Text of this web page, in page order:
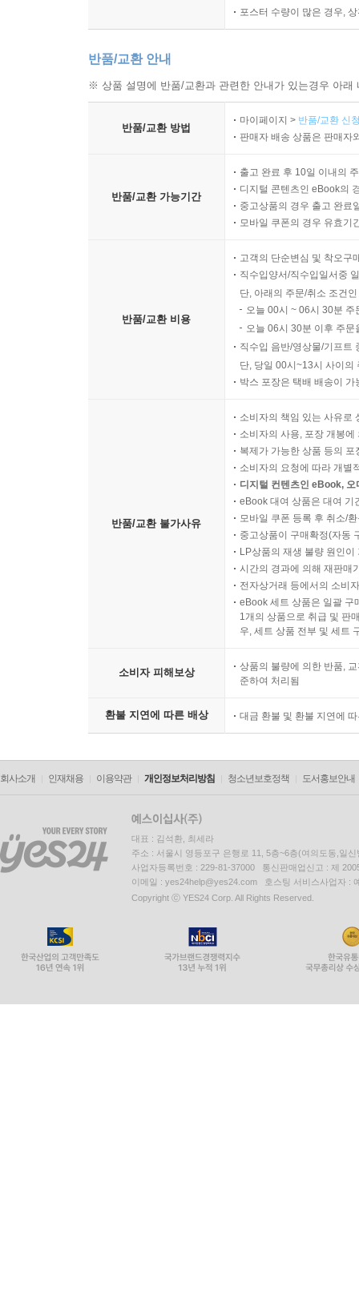
포스터 수량이 많은 경우,
반품/교환 안내
※ 상품 설명에 반품/교환과 관련한 안내가 있는경우 아
반품/교환 방법
마이페이지 > 반품/교환 신
판매자 배송 상품은 판매자
반품/교환 가능기간
출고 완료 후 10일 이내의
디지털 콘텐츠인 eBook의
중고상품의 경우 출고 완료
모바일 쿠폰의 경우 유효기
반품/교환 비용
고객의 단순변심 및 착오구
직수입양서/직수입일서중
단, 아래의 주문/취소 조건
오늘 00시 ~ 06시 30분
오늘 06시 30분 이후 주
직수입 음반/영상물/기프트
단, 당일 00시~13시 사이의
박스 포장은 택배 배송이
반품/교환 불가사유
소비자의 책임 있는 사유로
소비자의 사용, 포장 개봉
복제가 가능한 상품 등의
소비자의 요청에 따라 개별
디지털 컨텐츠인 eBook,
eBook 대여 상품은 대여 기
모바일 쿠폰 등록 후 취소/
중고상품이 구매확정(자동
LP상품의 재생 불량 원인
시간의 경과에 의해 재판매
전자상거래 등에서의 소비
eBook 세트 상품은 일괄 구
1개의 상품으로 취급 및 판
우, 세트 상품 전부 및 세트
소비자 피해보상
상품의 불량에 의한 반품,
준하여 처리됨
환불 지연에 따른 배상 대금 환불 및 환불 지연에
회사소개 인재채용 이용약관 개인정보처리방침 청소년보호정책 도서홍보안내
대표 : 김석환, 최세라
주소 : 서울시 영등포구 은행로 11, 5층~6층(여의도동,일신
사업자등록번호 : 229-81-37000 통신판매업신고 : 제
이메일 : yes24help@yes24.com 호스팅 서비스사업자 :
Copyright ⓒ YES24 Corp. All Rights Reserved.